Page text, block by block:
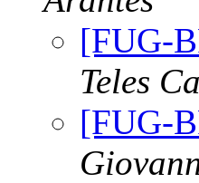
[FUG-
Teles
[FUG-